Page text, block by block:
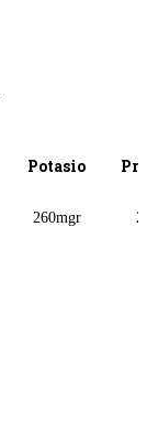
Potasio
260mgr